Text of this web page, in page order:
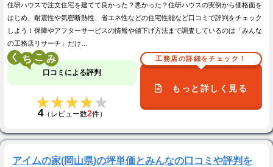
住研ハウスで注文住宅を建てて良かった？悪かった？住研ハウスの実例から価格面を
はじめ、耐震性や気密断熱性、省エネ性などの住宅性能など口コミで評判をチェック
しよう！保障やアフターサービスの情報や値下げ方法まで調査しているのは「みんな
の工務店リサーチ」だけ…
く こ
口コミによる評判
★★★★★
★★★★★
4（レビュー数2件）
工務店の詳細をチェック！
もっと詳しく見る
アイムの家(岡山県)の坪単価とみんなの口コミや評判を